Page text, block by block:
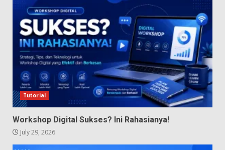
Tutorial
Workshop Digital Sukses? Ini Rahasianya!
July 29, 2026